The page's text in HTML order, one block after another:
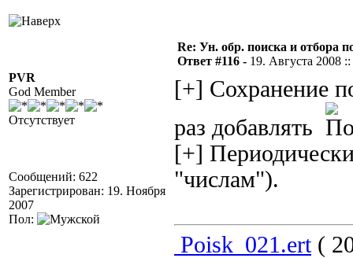
PVR
God Member
Отсутствует
Сообщений: 622
Зарегистрирован: 19. Ноября
2007
Пол:
Re: Ун. обр. поиска и отбора
Ответ #116 - 19. Августа 2008
[+] Сохранение
раз добавлять
[+]
"числам").
Poisk_021.ert(